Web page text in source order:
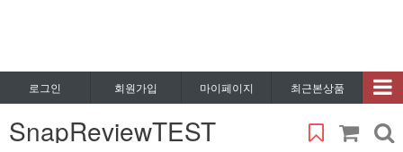
로그인 회원가입 마이페이지 최근본상품
SnapReviewTEST